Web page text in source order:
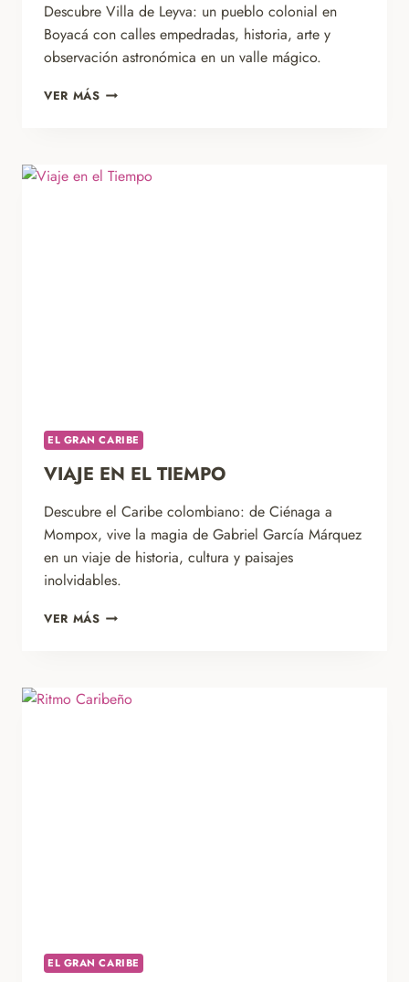
Descubre Villa de Leyva: un pueblo colonial en
Boyacá con calles empedradas, historia, arte y
observación astronómica en un valle mágico.
VER MÁSENCANTO
EL GRAN CARIBE
VIAJE EN EL TIEMPO
Descubre el Caribe colombiano: de Ciénaga a
Mompox, vive la magia de Gabriel García Márquez
en un viaje de historia, cultura y paisajes
inolvidables.
VER MÁSVIAJE
EL GRAN CARIBE